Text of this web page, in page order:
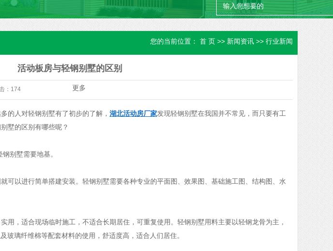
公司荣誉
社会责任
联系我们
厕所革命
您的当前位置： 首 页 >> 新闻资讯 >> 行业新闻
活动板房与轻钢别墅的区别
： 174 更多
的人对轻钢别墅有了初步的了解， 湖北活动房厂家发现轻钢别墅在我国并不常见，而只要有工
墅的区别有哪些呢？
别墅需要地基。
可以进行简单搭建安装。轻钢别墅需要各种专业的平面图、效果图、基础施工图、结构图、水
用，适合现场临时施工，不适合长期居住，可重复使用。轻钢别墅用料主要以轻钢龙骨为主，
玻璃纤维棉等配套材料的使用，舒适度高，适合人们居住。